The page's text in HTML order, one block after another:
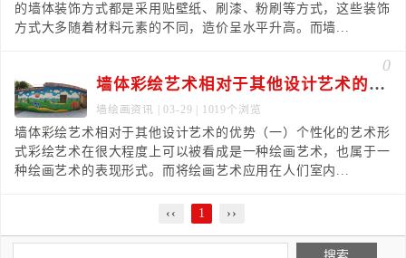
的墙体装饰方式都是采用贴壁纸、刷漆、粉刷等方式，这些装饰
方式大多随着材料元素的不同，造价呈水平升高。而墙...
0
墙体彩绘艺术相对于其他设计艺术的优势
墙绘画资讯 | 03-29 | 1019个浏览
墙体彩绘艺术相对于其他设计艺术的优势（一）个性化的艺术形
式彩绘艺术在很大程度上可以被看成是一种绘画艺术，也属于一
种绘画艺术的表现形式。而将绘画艺术应用在人们室内...
‹‹ 1 ››